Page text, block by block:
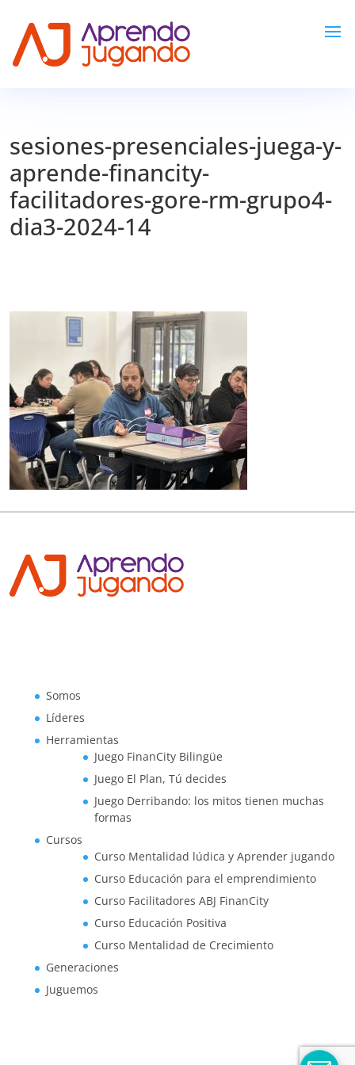
sesiones-presenciales-juega-y-
aprende-financity-
facilitadores-gore-rm-grupo4-
dia3-2024-14
Somos
Líderes
Herramientas
Juego FinanCity Bilingüe
Juego El Plan, Tú decides
Juego Derribando: los mitos tienen muchas
formas
Cursos
Curso Mentalidad lúdica y Aprender jugando
Curso Educación para el emprendimiento
Curso Facilitadores ABJ FinanCity
Curso Educación Positiva
Curso Mentalidad de Crecimiento
Generaciones
Juguemos